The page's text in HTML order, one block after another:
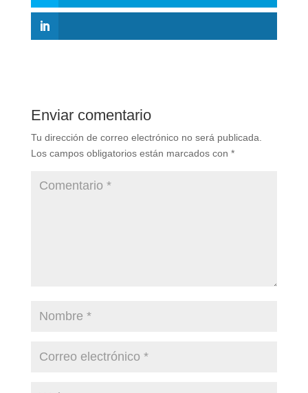
Enviar comentario
Tu dirección de correo electrónico no será publicada.
Los campos obligatorios están marcados con *